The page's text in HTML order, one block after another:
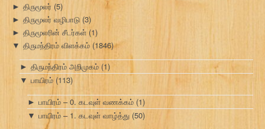
► திருமூலர் (5)
► திருமூலர் வழிபாடு (3)
► திருமூலரின் சீடர்கள் (1)
▼ திருமந்திரம் விளக்கம் (1846)
► திருமந்திரம் அறிமுகம் (1)
▼ பாயிரம் (113)
► பாயிரம் – 0. கடவுள் வணக்கம் (1)
▼ பாயிரம் – 1. கடவுள் வாழ்த்து (50)